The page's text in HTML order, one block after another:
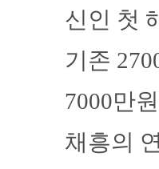
신인 첫
기존
7000만
채흥의